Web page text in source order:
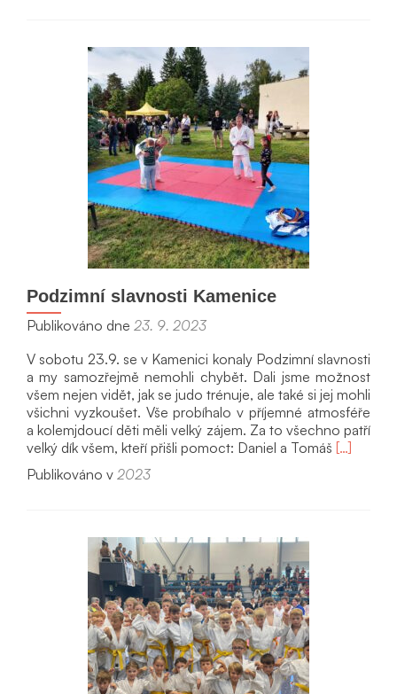
Podzimní slavnosti Kamenice
Publikováno dne 23. 9. 2023
V sobotu 23.9. se v Kamenici konaly Podzimní slavnosti
a my samozřejmě nemohli chybět. Dali jsme možnost
všem nejen vidět, jak se judo trénuje, ale také si jej mohli
všichni vyzkoušet. Vše probíhalo v příjemné atmosféře
a kolemjdoucí děti měli velký zájem. Za to všechno patří
velký dík všem, kteří přišli pomoct: Daniel a Tomáš Přečíst
[…]
Publikováno v 2023